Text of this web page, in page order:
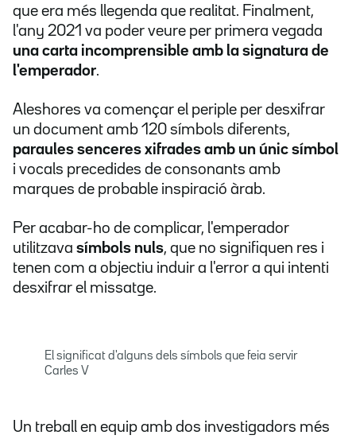
que era més llegenda que realitat. Finalment,
l'any 2021 va poder veure per primera vegada
una carta incomprensible amb la signatura de
l'emperador.
Aleshores va començar el periple per desxifrar
un document amb 120 símbols diferents,
paraules senceres xifrades amb un únic símbol
i vocals precedides de consonants amb
marques de probable inspiració àrab.
Per acabar-ho de complicar, l'emperador
utilitzava símbols nuls, que no signifiquen res i
tenen com a objectiu induir a l'error a qui intenti
desxifrar el missatge.
El significat d'alguns dels símbols que feia servir
Carles V
Un treball en equip amb dos investigadors més